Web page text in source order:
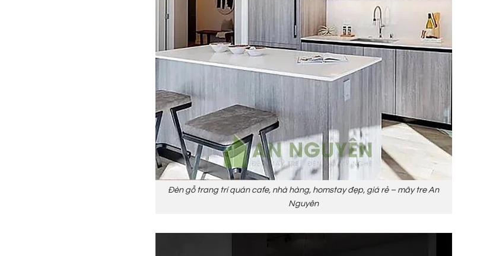
Đèn gỗ trang trí quán cafe, nhà hàng, homstay đẹp, giá rẻ – mây tre An
Nguyên